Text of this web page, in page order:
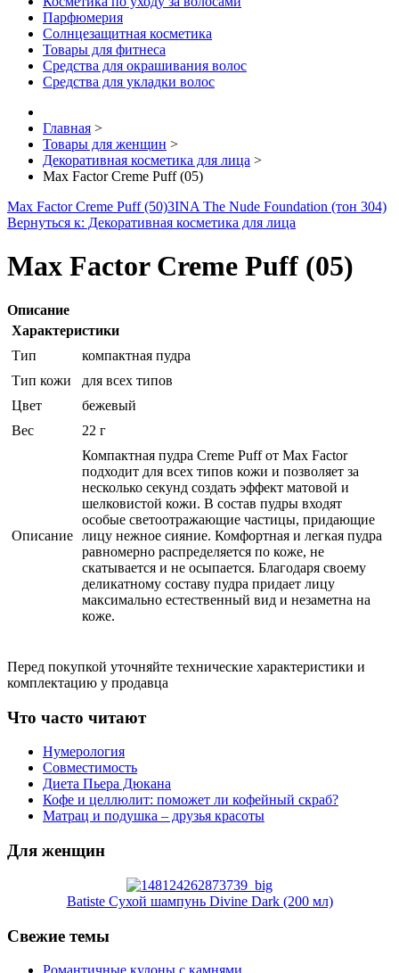
Парфюмерия
Солнцезащитная косметика
Товары для фитнеса
Средства для окрашивания волос
Средства для укладки волос
Главная >
Товары для женщин >
Декоративная косметика для лица >
Max Factor Creme Puff (05)
Max Factor Creme Puff (50)3INA The Nude Foundation (тон 304)
Вернуться к: Декоративная косметика для лица
Max Factor Creme Puff (05)
Описание
Характеристики
Тип
компактная пудра
Тип кожи
для всех типов
Цвет
бежевый
Вес
22 г
Описание
Компактная пудра Creme Puff от Max Factor
подходит для всех типов кожи и позволяет за
несколько секунд создать эффект матовой и
шелковистой кожи. В состав пудры входят
особые светоотражающие частицы, придающие
лицу нежное сияние. Комфортная и легкая пудра
равномерно распределяется по коже, не
скатывается и не осыпается. Благодаря своему
деликатному составу пудра придает лицу
максимально естественный вид и незаметна на
коже.
Перед покупкой уточняйте технические характеристики и
комплектацию у продавца
Что часто читают
Нумерология
Совместимость
Диета Пьера Дюкана
Кофе и целлюлит: поможет ли кофейный скраб?
Матрац и подушка – друзья красоты
Для женщин
Batiste Сухой шампунь Divine Dark (200 мл)
Свежие темы